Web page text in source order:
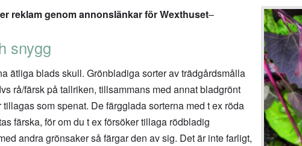
reklam genom annonslänkar för Wexthuset–
snygg
ätliga blads skull. Grönbladiga sorter av trädgårdsmålla
rå/färsk på tallriken, tillsammans med annat bladgrönt
som spenat. De färgglada sorterna med t ex röda
färska, för om du t ex försöker tillaga rödbladig
andra grönsaker så färgar den av sig. Det är inte farligt,